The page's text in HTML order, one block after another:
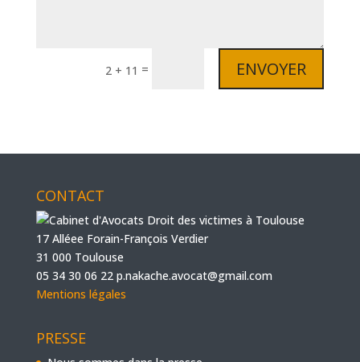
2 + 11 = ENVOYER
CONTACT
17 Alléee Forain-François Verdier
31 000 Toulouse
05 34 30 06 22 p.nakache.avocat@gmail.com
Mentions légales
PRESSE